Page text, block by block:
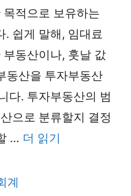
적으로 보유하는
. 쉽게 말해, 임대료
동산이나, 훗날 값
동산을 투자부동산
다. 투자부동산의 범
으로 분류할지 결정
… 더 읽기
계